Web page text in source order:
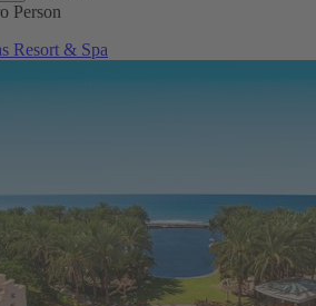
Person
Resort & Spa